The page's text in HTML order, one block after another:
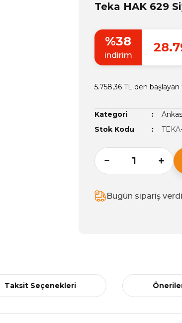
Teka HAK 629
%38
indirim
5.758,36 TL den
Kategori
Stok Kodu
Bugün sipariş
Taksit Seçenekleri